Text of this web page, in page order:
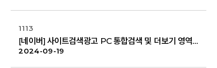
1113
[네이버] 사이트검색광고 PC 통합검색 및 더보기 영역 노출 형상 변경 안내
2024-09-19